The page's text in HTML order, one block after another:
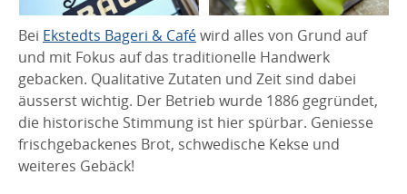
Bei Ekstedts Bageri & Caféwird alles von Grund auf
und mit Fokus auf das traditionelle Handwerk
gebacken. Qualitative Zutaten und Zeit sind dabei
äusserst wichtig. Der Betrieb wurde 1886 gegründet,
die historische Stimmung ist hier spürbar. Geniesse
frischgebackenes Brot, schwedische Kekse und
weiteres Gebäck!